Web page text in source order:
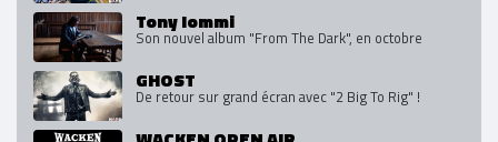
Tony Iommi
Son nouvel album "From The Dark", en octobre
GHOST
De retour sur grand écran avec "2 Big To Rig" !